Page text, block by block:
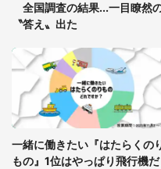
全国調査の結果...一目瞭然
〝答え〟出た
一緒に働きたい『はたらくの
もの』1位はやっぱり飛行機だ